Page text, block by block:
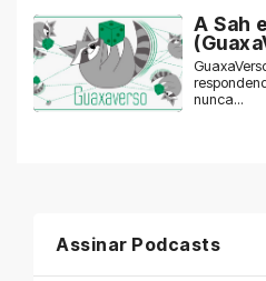
A Sah
nunca...
Assinar Podcasts